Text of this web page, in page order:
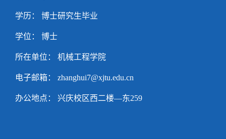
学历： 博士研究生毕业
学位： 博士
所在单位： 机械工程学院
电子邮箱： zhanghui7@xjtu.edu.cn
办公地点： 兴庆校区西二楼—东259